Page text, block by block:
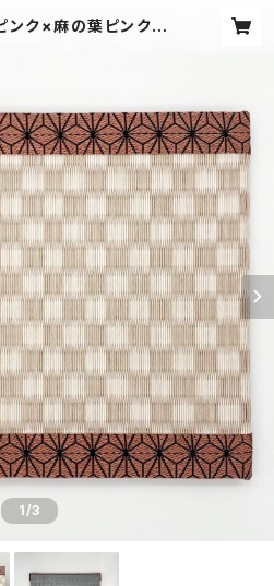
ク×麻の葉ピンク |
1/3